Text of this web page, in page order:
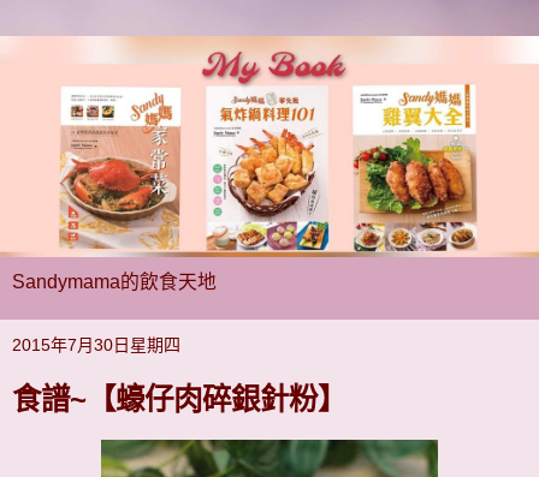
Sandymama的飲食天地
2015年7月30日星期四
食譜~【蠔仔肉碎銀針粉】